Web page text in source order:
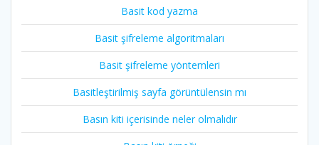
Basit kod yazma
Basit şifreleme algoritmaları
Basit şifreleme yöntemleri
Basitleştirilmiş sayfa görüntülensin mı
Basın kiti içerisinde neler olmalıdır